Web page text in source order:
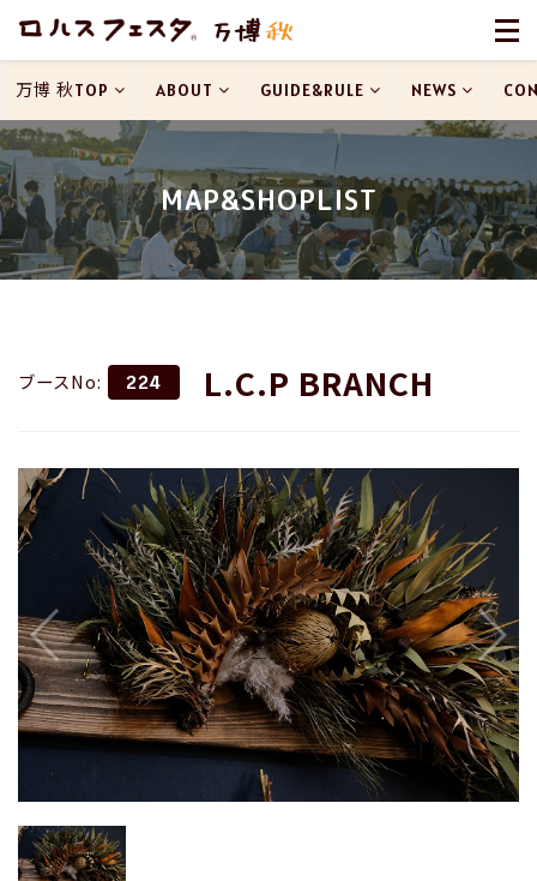
MAP&SHOPLIST
万博 秋TOP ABOUT GUIDE&RULE NEWS
ブースNo: 224 L.C.P BRANCH